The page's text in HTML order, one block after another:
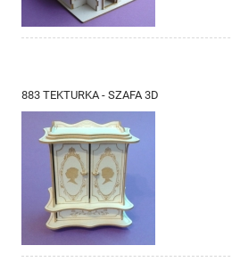
883 TEKTURKA - SZAFA 3D